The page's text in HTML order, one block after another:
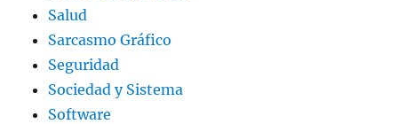
Salud
Sarcasmo Gráfico
Seguridad
Sociedad y Sistema
Software